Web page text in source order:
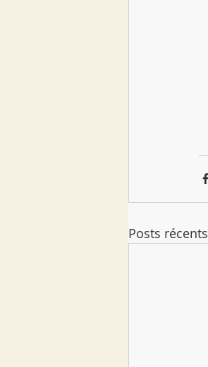
Posts récents